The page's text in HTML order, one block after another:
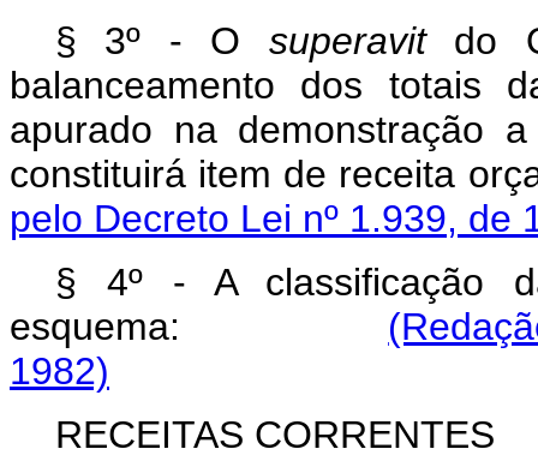
§ 3º - O superavitdo
balanceamento dos totais
apurado na demonstração
constituirá item de
pelo Decreto Lei nº 1.939, de
§ 4º - A classificação
esquema:
1982)
RECEITAS CORRENTES